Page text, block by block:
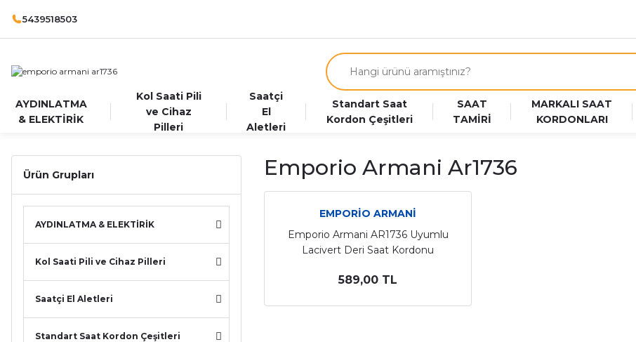
5439518503
AYDINLATMA
& ELEKTİRİK
Kol Saati Pili
ve Cihaz
Pilleri
Saatçi
El
Aletleri
Standart Saat
Kordon Çeşitleri
SAAT
TAMİRİ
MARKALI SAAT
KORDONLARI
Ürün Grupları
AYDINLATMA & ELEKTİRİK
Kol Saati Pili ve Cihaz Pilleri
Saatçi El Aletleri
Standart Saat Kordon Çeşitleri
Emporio Armani Ar1736
EMPORİO ARMANİ
Emporio Armani AR1736 Uyumlu
Lacivert Deri Saat Kordonu
589,00 TL